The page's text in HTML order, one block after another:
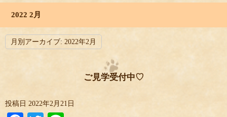
2022 2月
月別アーカイブ: 2022年2月
ご見学受付中♡
投稿日 2022年2月21日